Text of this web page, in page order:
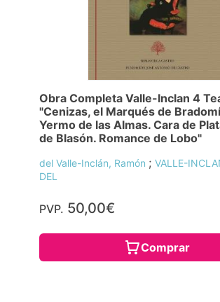
Obra Completa Valle-Inclan 4
"Cenizas, el Marqués de
Yermo de las Almas. Cara de
de Blasón. Romance de Lobo"
del Valle-Inclán, Ramón ; VALLE-
DEL
PVP. 50,00€
Comprar